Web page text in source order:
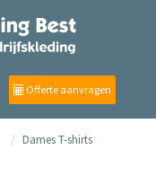
Offerte aanvragen
Dames T-shirts